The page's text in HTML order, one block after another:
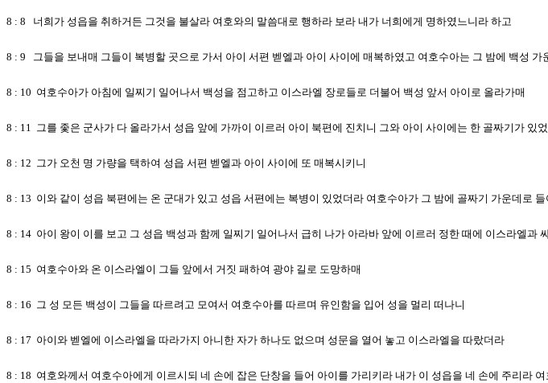
8 : 8 너희가 성읍을 취하거든 그것을 불살라 여호와의 말씀대로 행하라 보라 내가 너희에게 명하였느니라 하고
8 : 9 그들을 보내매 그들이 복병할 곳으로 가서 아이 서편 벧엘과 아이 사이에 매복하였고 여호수아는 그 밤에 백성 가
8 : 10 여호수아가 아침에 일찌기 일어나서 백성을 점고하고 이스라엘 장로들로 더불어 백성 앞서 아이로 올라가매
8 : 11 그를 좇은 군사가 다 올라가서 성읍 앞에 가까이 이르러 아이 북편에 진치니 그와 아이 사이에는 한 골짜기가 있
8 : 12 그가 오천 명 가량을 택하여 성읍 서편 벧엘과 아이 사이에 또 매복시키니
8 : 13 이와 같이 성읍 북편에는 온 군대가 있고 성읍 서편에는 복병이 있었더라 여호수아가 그 밤에 골짜기 가운데로 들
8 : 14 아이 왕이 이를 보고 그 성읍 백성과 함께 일찌기 일어나서 급히 나가 아라바 앞에 이르러 정한 때에 이스라엘과
8 : 15 여호수아와 온 이스라엘이 그들 앞에서 거짓 패하여 광야 길로 도망하매
8 : 16 그 성 모든 백성이 그들을 따르려고 모여서 여호수아를 따르며 유인함을 입어 성을 멀리 떠나니
8 : 17 아이와 벧엘에 이스라엘을 따라가지 아니한 자가 하나도 없으며 성문을 열어 놓고 이스라엘을 따랐더라
8 : 18 여호와께서 여호수아에게 이르시되 네 손에 잡은 단창을 들어 아이를 가리키라 내가 이 성읍을 네 손에 주리라